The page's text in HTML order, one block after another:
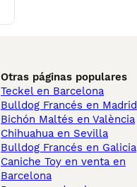
Otras páginas populares
Teckel en Barcelona
Bulldog Francés en Madrid
Bichón Maltés en València
Chihuahua en Sevilla
Bulldog Francés en Galicia
Caniche Toy en venta en
Barcelona